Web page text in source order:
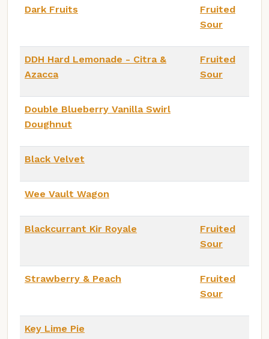
Dark Fruits
Fruited
Sour
DDH Hard Lemonade - Citra &
Azacca
Fruited
Sour
Double Blueberry Vanilla Swirl
Doughnut
Black Velvet
Wee Vault Wagon
Blackcurrant Kir Royale
Fruited
Sour
Strawberry & Peach
Fruited
Sour
Key Lime Pie